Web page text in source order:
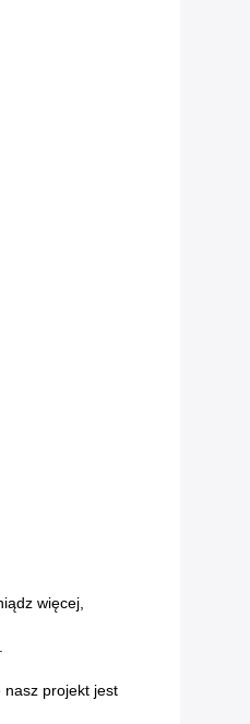
więcej,
nasz projekt jest